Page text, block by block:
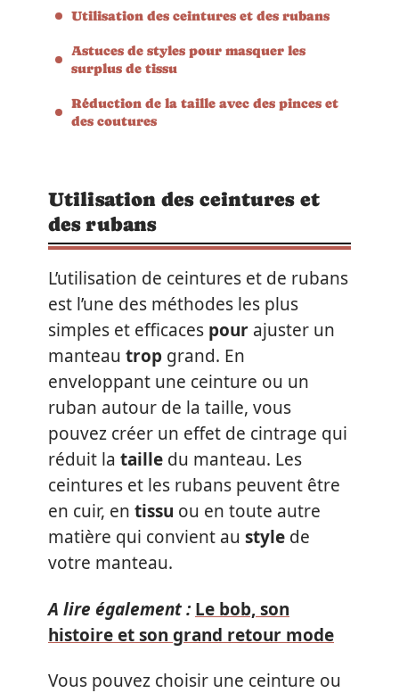
Utilisation des ceintures et des rubans
Astuces de styles pour masquer les
surplus de tissu
Réduction de la taille avec des pinces et
des coutures
Utilisation des ceintures et
des rubans
L’utilisation de ceintures et de rubans
est l’une des méthodes les plus
simples et efficaces pour ajuster un
manteau trop grand. En
enveloppant une ceinture ou un
ruban autour de la taille, vous
pouvez créer un effet de cintrage qui
réduit la taille du manteau. Les
ceintures et les rubans peuvent être
en cuir, en tissu ou en toute autre
matière qui convient au style de
votre manteau.
A lire également : Le bob, son
histoire et son grand retour mode
Vous pouvez choisir une ceinture ou